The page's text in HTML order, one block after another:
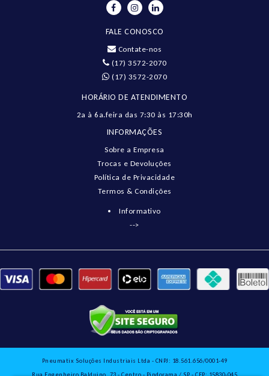
FALE CONOSCO
Contate-nos
(17) 3572-2070
(17) 3572-2070
HORÁRIO DE ATENDIMENTO
2a à 6a.feira das 7:30 às 17:30h
INFORMAÇÕES
Sobre a Empresa
Trocas e Devoluções
Política de Privacidade
Termos & Condições
Informativo
-->
Pneumatix Soluções Industriais Ltda - CNPJ: 18.561.656/0001-49
Rua Engenheiro Balduino, 73 - Centro - Pindorama / SP - CEP: 15830-045